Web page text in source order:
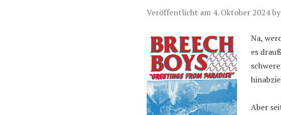
Veröffentlicht am 4. Oktober 2024by
Na,
es
Aber